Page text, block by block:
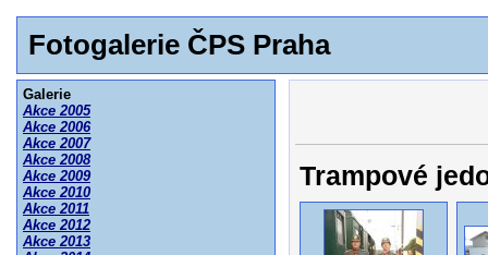
Fotogalerie ČPS Praha
Galerie
Akce 2005
Akce 2006
Akce 2007
Akce 2008
Akce 2009
Akce 2010
Akce 2011
Akce 2012
Akce 2013
Trampové